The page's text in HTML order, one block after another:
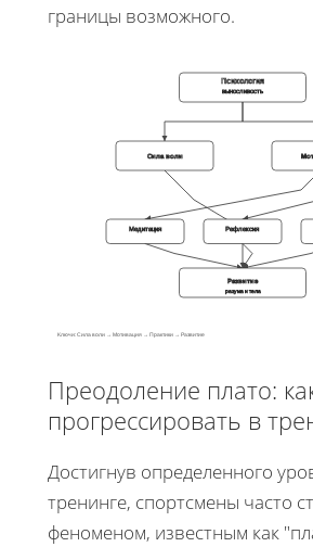
границы возможного.
Психология
выносливость
Сила воли
Медитация Рефлексия
Развитие
разума и тела
Ключи: Сила воли → Мотивация → Практики → Развитие
Преодоление плато:
прогрессировать в
Достигнув определенного
тренинге, спортсмены часто
феноменом, известным как